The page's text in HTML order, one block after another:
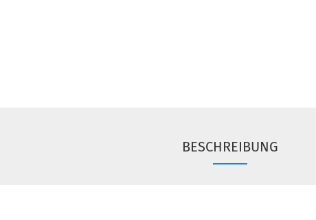
BESCHREIBUNG